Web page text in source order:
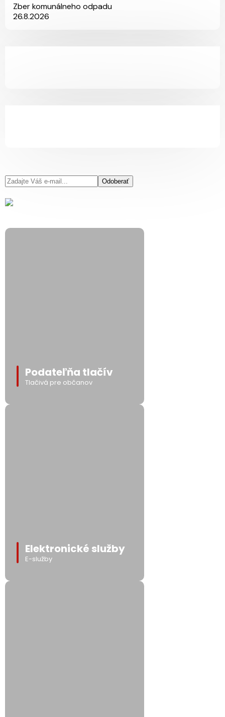
Zber komunálneho odpadu
26.8.2026
Odoberať
Podateľňa tlačív
Tlačivá pre občanov
Elektronické služby
E-služby